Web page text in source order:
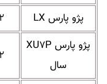
پژو پارس LX
پژو پارس XU۷P
سال